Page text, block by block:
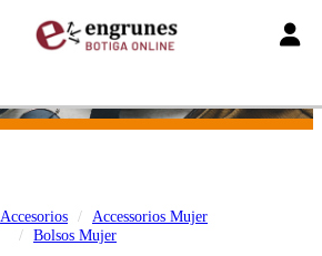
Accesorios
Accessorios Mujer
Bolsos Mujer